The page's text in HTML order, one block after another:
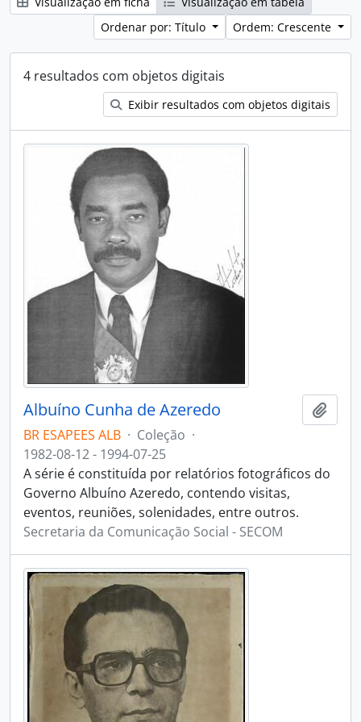
Ordenar por: Título
Ordem: Crescente
4 resultados com objetos digitais
Exibir resultados com objetos digitais
Albuíno Cunha de Azeredo
BR ESAPEES ALB · Coleção ·
1982-08-12 - 1994-07-25
A série é constituída por relatórios fotográficos do
Governo Albuíno Azeredo, contendo visitas,
eventos, reuniões, solenidades, entre outros.
Secretaria da Comunicação Social - SECOM